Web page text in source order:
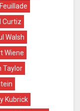
Feuillade
Curtiz
Walsh
Wiene
Taylor
Kubrick